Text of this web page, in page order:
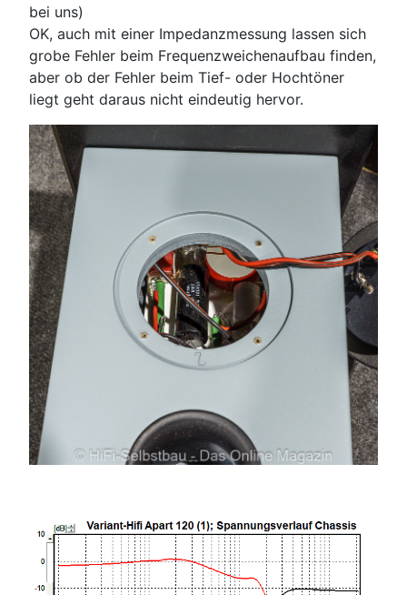
bei uns)
OK, auch mit einer Impedanzmessung lassen sich
grobe Fehler beim Frequenzweichenaufbau finden,
aber ob der Fehler beim Tief- oder Hochtöner
liegt geht daraus nicht eindeutig hervor.